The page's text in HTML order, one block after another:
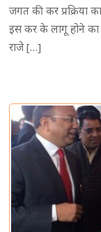
जगत की कर प्रक्रिया
इस कर के लागू होने का
राजे […]